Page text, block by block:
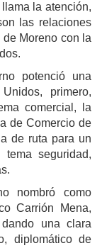
la atención,
las relaciones
Moreno con la
potenció una
primero,
comercial, la
de Comercio de
de ruta para un
seguridad,
nombró como
Carrión Mena,
una clara
diplomático de